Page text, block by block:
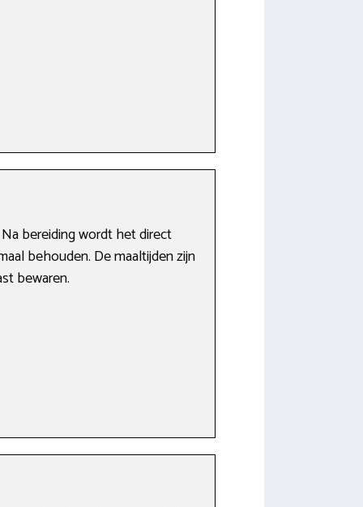
bereiding wordt het direct
behouden. De maaltijden zijn
bewaren.